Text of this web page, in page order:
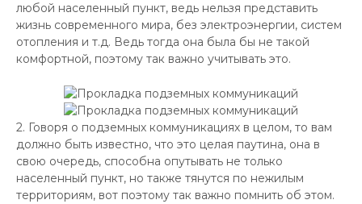
любой населенный пункт, ведь нельзя представить
жизнь современного мира, без электроэнергии, систем
отопления и т.д. Ведь тогда она была бы не такой
комфортной, поэтому так важно учитывать это.
2. Говоря о подземных коммуникациях в целом, то вам
должно быть известно, что это целая паутина, она в
свою очередь, способна опутывать не только
населенный пункт, но также тянутся по нежилым
территориям, вот поэтому так важно помнить об этом.